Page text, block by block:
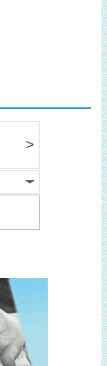
>